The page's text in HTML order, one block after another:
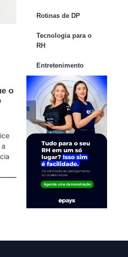
o
Rotinas de DP
Tecnologia para o
RH
Entretenimento